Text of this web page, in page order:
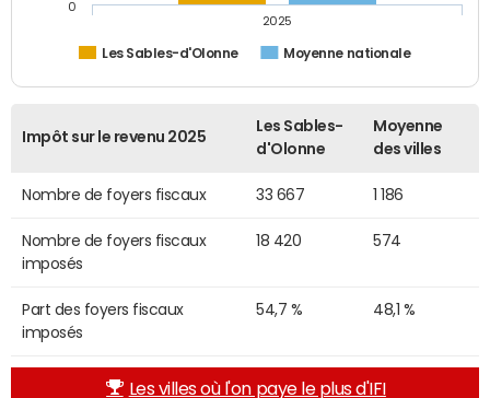
Les Sables-d'Olonne Moyenne nationale
2025
0
Impôt sur le revenu 2025
Les Sables-
d'Olonne
Moyenne
des villes
Nombre de foyers fiscaux 33 667 1 186
Nombre de foyers fiscaux
imposés
18 420 574
Part des foyers fiscaux
imposés
54,7 % 48,1 %
Les villes où l'on paye le plus d'IFI